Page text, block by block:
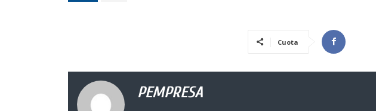
Cuota
PEMPRESA